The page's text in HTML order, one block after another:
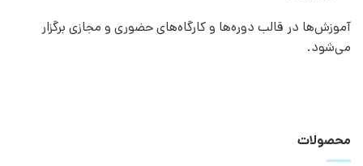
آموزش‌ها در قالب دوره‌ها و کارگاه‌های حضوری و مجازی برگزار
می‌شود.
محصولات